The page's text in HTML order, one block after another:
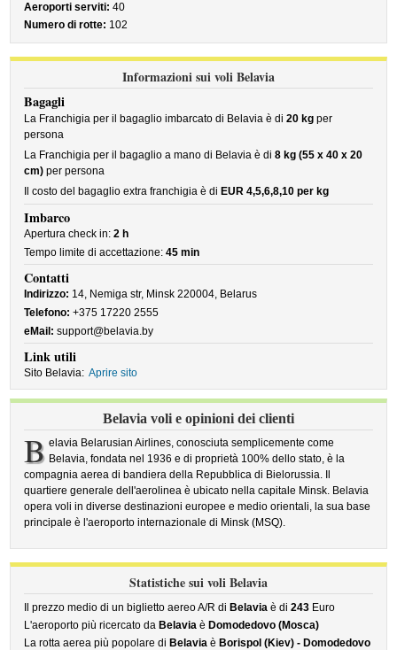
Aeroporti serviti: 40
Numero di rotte: 102
Informazioni sui voli Belavia
Bagagli
La Franchigia per il bagaglio imbarcato di Belavia è di20 kg per
persona
La Franchigia per il bagaglio a mano di Belavia è di8 kg (55 x 40 x 20
cm) per persona
Il costo del bagaglio extra franchigia è di EUR 4,5,6,8,10 per kg
Imbarco
Apertura check in:2 h
Tempo limite di accettazione:45 min
Contatti
Indirizzo: 14, Nemiga str, Minsk 220004, Belarus
Telefono: +375 17220 2555
eMail: support@belavia.by
Link utili
Sito Belavia: Aprire sito
Belavia voli e opinioni dei clienti
B elavia Belarusian Airlines, conosciuta semplicemente come
Belavia, fondata nel 1936 e di proprietà 100% dello stato, è la
compagnia aerea di bandiera della Repubblica di Bielorussia. Il
quartiere generale dell'aerolinea è ubicato nella capitale Minsk. Belavia
opera voli in diverse destinazioni europee e medio orientali, la sua base
principale è l'aeroporto internazionale di Minsk (MSQ).
Statistiche sui voli Belavia
Il prezzo medio di un biglietto aereo A/R di Belavia è di243 Euro
L'aeroporto più ricercato da Belavia è Domodedovo (Mosca)
La rotta aerea più popolare di Belavia è Borispol (Kiev) - Domodedovo